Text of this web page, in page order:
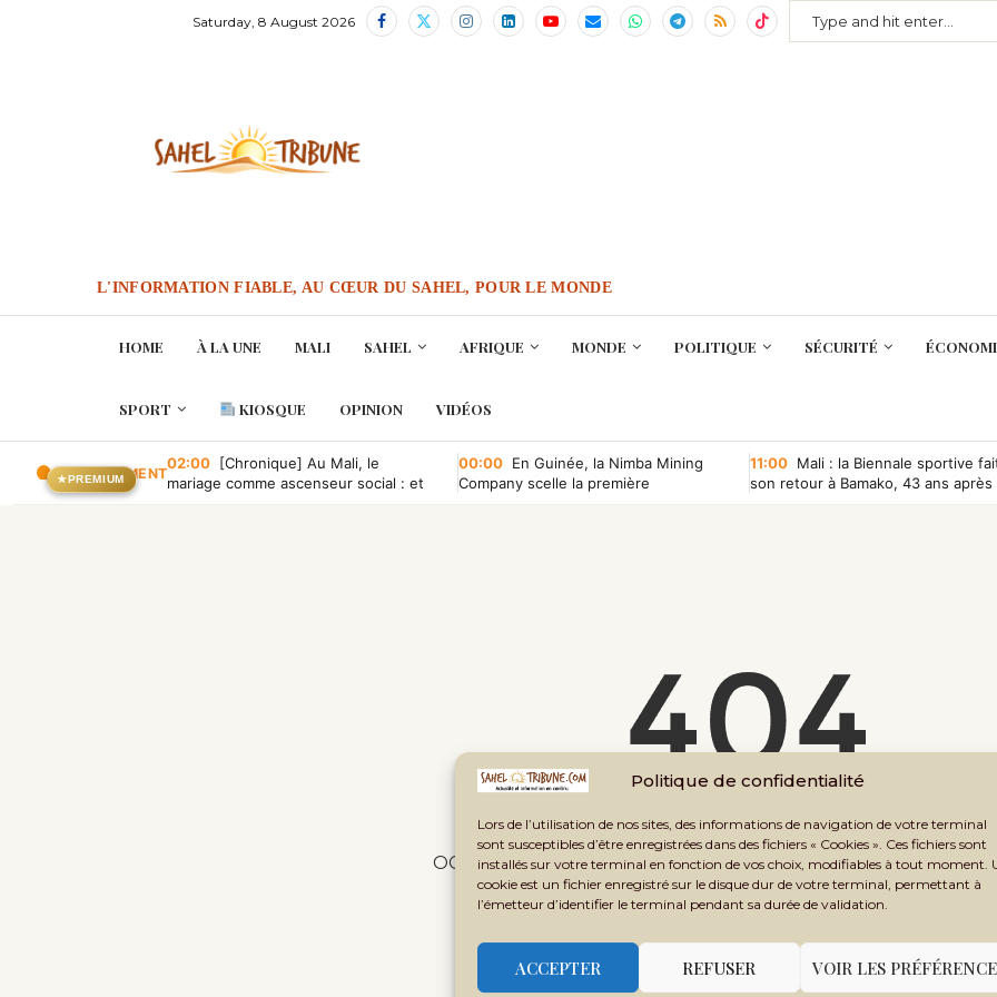
Politique de confidentialité
Lors de l’utilisation de nos sites, des informations de navigation de votre terminal
sont susceptibles d’être enregistrées dans des fichiers « Cookies ». Ces fichiers sont
installés sur votre terminal en fonction de vos choix, modifiables à tout moment.
cookie est un fichier enregistré sur le disque dur de votre terminal, permettant à
l’émetteur d’identifier le terminal pendant sa durée de validation.
ACCEPTER REFUSER VOIR LES
Saturday, 8 August 2026
L'INFORMATION FIABLE, AU CŒUR DU SAHEL, POUR LE MONDE
HOME À LA UNE MALI SAHEL AFRIQUE MONDE POLITIQUE SÉCURITÉ
SPORT KIOSQUE OPINION VIDÉOS
EN CE MOMENT
★PREMIUM
02:00 [Chronique] Au Mali, le
mariage comme ascenseur social : et
00:00 En Guinée, la Nimba Mining
Company scelle la première
11:00 Mali : la Biennale sportive
son retour à Bamako, 43 ans après
OOPS! Page you're looking for doesn't exist. Please use search